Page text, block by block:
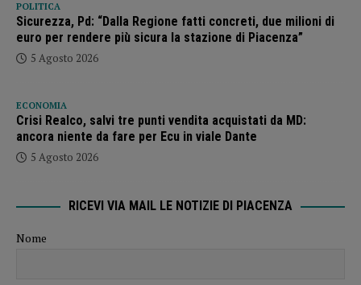
POLITICA
Sicurezza, Pd: “Dalla Regione fatti concreti, due milioni di
euro per rendere più sicura la stazione di Piacenza”
5 Agosto 2026
ECONOMIA
Crisi Realco, salvi tre punti vendita acquistati da MD:
ancora niente da fare per Ecu in viale Dante
5 Agosto 2026
RICEVI VIA MAIL LE NOTIZIE DI PIACENZA
Nome